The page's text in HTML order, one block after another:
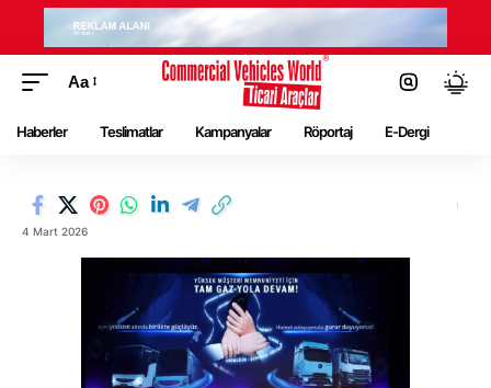
Aa
Haberler Teslimatlar Kampanyalar Röportaj E-Dergi
4 Mart 2026